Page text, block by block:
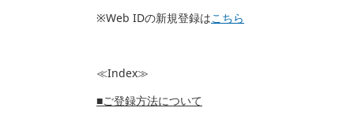
※Web IDの新規登録はこちら
≪Index≫
■ご登録方法について